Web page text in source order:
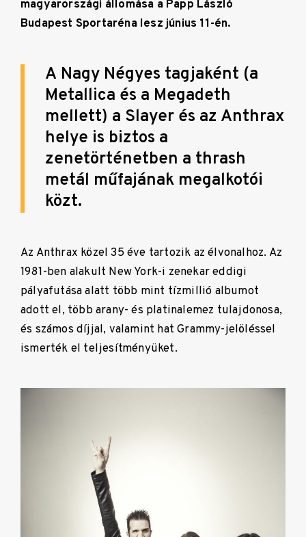
magyarországi állomása a Papp László
Budapest Sportaréna lesz június 11-én.
A Nagy Négyes tagjaként (a
Metallica és a Megadeth
mellett) a Slayer és az Anthrax
helye is biztos a
zenetörténetben a thrash
metál műfajának megalkotói
közt.
Az Anthrax közel 35 éve tartozik az élvonalhoz. Az
1981-ben alakult New York-i zenekar eddigi
pályafutása alatt több mint tízmillió albumot
adott el, több arany- és platinalemez tulajdonosa,
és számos díjjal, valamint hat Grammy-jelöléssel
ismerték el teljesítményüket.